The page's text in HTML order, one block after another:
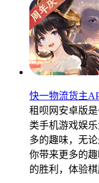
快一物流货主
租呗网安卓版
类手机游戏娱
多的趣味，无
你带来更多的
的胜利，体验